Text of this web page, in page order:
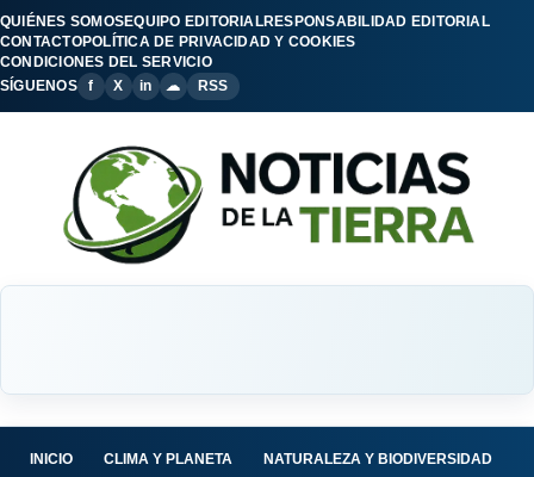
QUIÉNES SOMOSEQUIPO EDITORIALRESPONSABILIDAD EDITORIAL
CONTACTOPOLÍTICA DE PRIVACIDAD Y COOKIES
CONDICIONES DEL SERVICIO
SÍGUENOS
f X in ☁ RSS
INICIO CLIMA Y PLANETA NATURALEZA Y BIODIVERSIDAD